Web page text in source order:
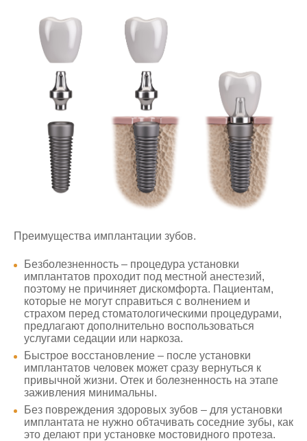
Преимущества имплантации зубов.
Безболезненность – процедура установки
имплантатов проходит под местной анестезий,
поэтому не причиняет дискомфорта. Пациентам,
которые не могут справиться с волнением и
страхом перед стоматологическими процедурами,
предлагают дополнительно воспользоваться
услугами седации или наркоза.
Быстрое восстановление – после установки
имплантатов человек может сразу вернуться к
привычной жизни. Отек и болезненность на этапе
заживления минимальны.
Без повреждения здоровых зубов – для установки
имплантата не нужно обтачивать соседние зубы, как
это делают при установке мостовидного протеза.